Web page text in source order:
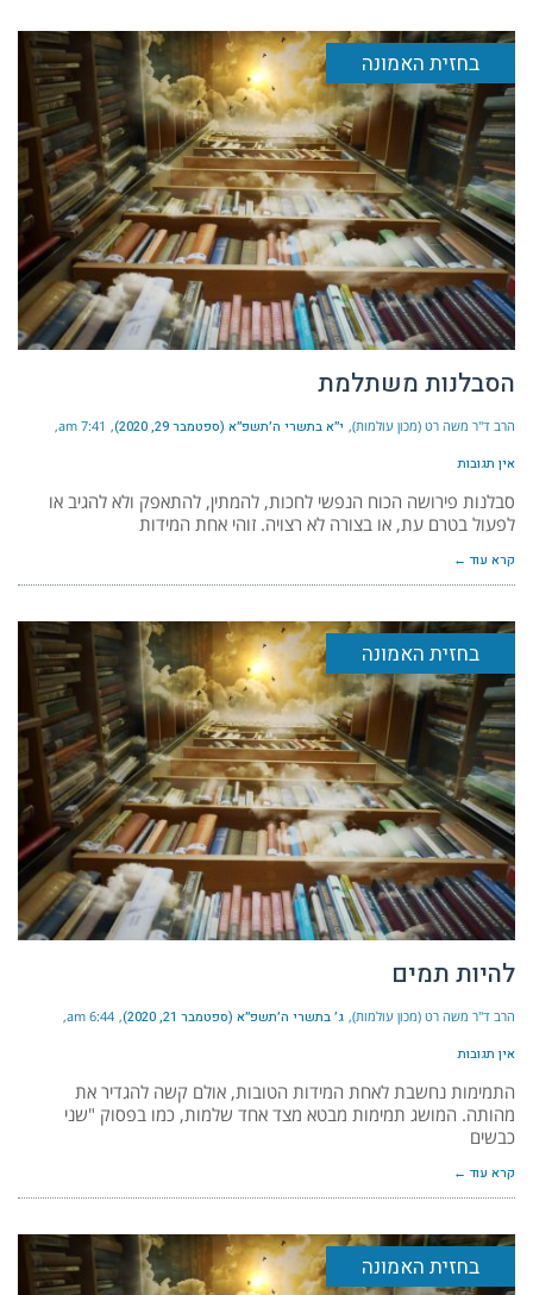
בחזית האמונה
הסבלנות משתלמת
הרב ד"ר משה רט (מכון עולמות) י״א בתשרי ה׳תשפ״א (ספטמבר 29, 2020) 7:41 am
אין תגובות
סבלנות פירושה הכוח הנפשי לחכות, להמתין, להתאפק ולא להגיב או
לפעול בטרם עת, או בצורה לא רצויה. זוהי אחת המידות
קרא עוד ←
בחזית האמונה
להיות תמים
הרב ד"ר משה רט (מכון עולמות) ג׳ בתשרי ה׳תשפ״א (ספטמבר 21, 2020) 6:44 am
אין תגובות
התמימות נחשבת לאחת המידות הטובות, אולם קשה להגדיר את
מהותה. המושג תמימות מבטא מצד אחד שלמות, כמו בפסוק "שני
כבשים
קרא עוד ←
בחזית האמונה